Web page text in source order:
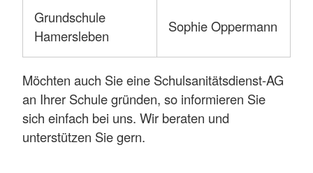
Grundschule
Hamersleben
Sophie Oppermann
Möchten auch Sie eine Schulsanitätsdienst-AG
an Ihrer Schule gründen, so informieren Sie
sich einfach bei uns. Wir beraten und
unterstützen Sie gern.